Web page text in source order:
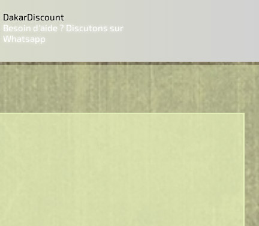
DakarDiscount
Besoin d'aide ? Discutons sur
Whatsapp